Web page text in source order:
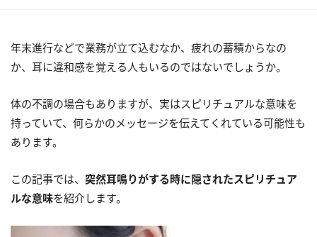
年末進行などで業務が立て込むなか、疲れの蓄積からなの
か、耳に違和感を覚える人もいるのではないでしょうか。
体の不調の場合もありますが、実はスピリチュアルな意味を
持っていて、何らかのメッセージを伝えてくれている可能性も
あります。
この記事では、 突然耳鳴りがする時に隠されたスピリチュア
ルな意味を紹介します。